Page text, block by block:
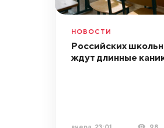
НОВОСТИ
Российских
ждут длинные
вчера, 23:01 98